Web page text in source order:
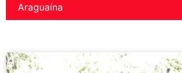
Araguaína